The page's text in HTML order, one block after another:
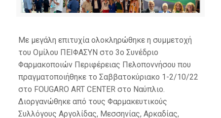
Με μεγάλη επιτυχία ολοκληρώθηκε η συμμετοχή
του Ομίλου ΠΕΙΦΑΣΥΝ στο 3ο Συνέδριο
Φαρμακοποιών Περιφέρειας Πελοποννήσου που
πραγματοποιήθηκε το Σαββατοκύριακο 1-2/10/22
στο FOUGARO ART CENTER στο Ναύπλιο.
Διοργανώθηκε από τους Φαρμακευτικούς
Συλλόγους Αργολίδας, Μεσσηνίας, Αρκαδίας,